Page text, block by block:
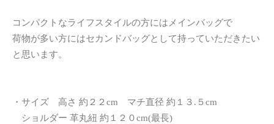
コンパクトなライフスタイルの方にはメインバッグで
荷物が多い方にはセカンドバッグとして持っていただきたい
と思います。
・サイズ 高さ 約２２cm マチ直径 約１３.５cm
ショルダー 革丸紐 約１２０cm(最長)